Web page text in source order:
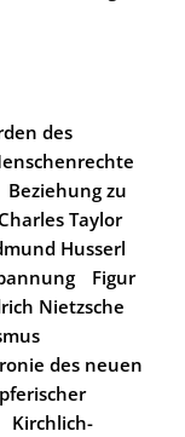
des
Beziehung zu
Charles Taylor
Husserl
Figur
Nietzsche
des neuen
Kirchlich-